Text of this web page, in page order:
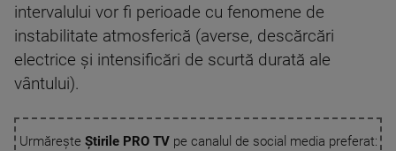
intervalului vor fi perioade cu fenomene de
instabilitate atmosferică (averse, descărcări
electrice şi intensificări de scurtă durată ale
vântului).
Urmărește Știrile PRO TVpe canalul de social media preferat: